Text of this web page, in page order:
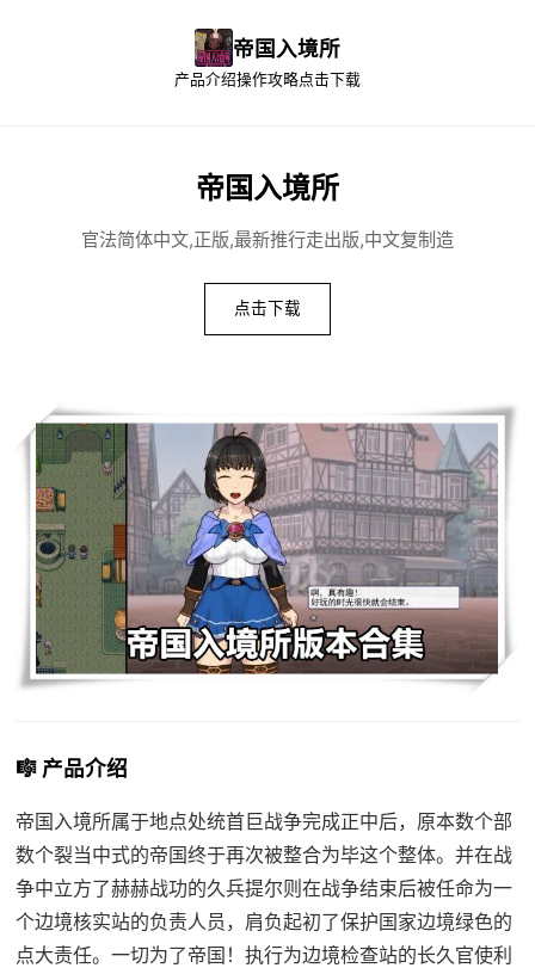
帝国入境所
产品介绍操作攻略点击下载
帝国入境所
官法简体中文,正版,最新推行走出版,中文复制造
点击下载
🎼 产品介绍
帝国入境所属于地点处统首巨战争完成正中后，原本数个部
数个裂当中式的帝国终于再次被整合为毕这个整体。并在战
争中立方了赫赫战功的久兵提尔则在战争结束后被任命为一
个边境核实站的负责人员，肩负起初了保护国家边境绿色的
点大责任。一切为了帝国！执行为边境检查站的长久官使利